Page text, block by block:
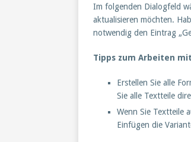
Im folgenden Dialogfeld
aktualisieren möchten.
notwendig den Eintrag
Tipps zum Arbeiten
Erstellen Sie alle
Sie alle Textteile
Wenn Sie Textteile
Einfügen die